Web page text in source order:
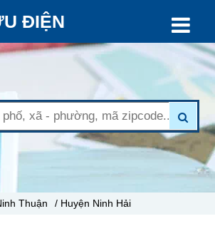
ĐIỆN
Thuận / Huyện Ninh Hải